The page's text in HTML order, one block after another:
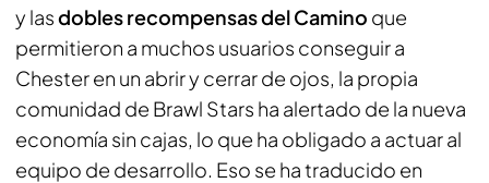
y lasdobles recompensas del Camino que
permitieron a muchos usuarios conseguir a
Chester en un abrir y cerrar de ojos, la propia
comunidad de Brawl Stars ha alertado de la nueva
economía sin cajas, lo que ha obligado a actuar al
equipo de desarrollo. Eso se ha traducido en